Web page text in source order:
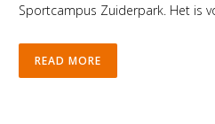
Sportcampus Zuiderpark. Het is
READ MORE